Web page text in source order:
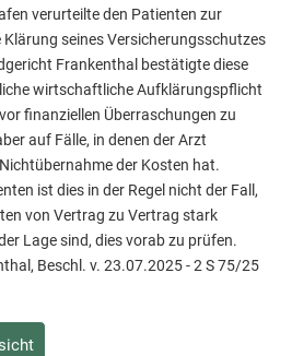
verurteilte den Patienten zur
seines Versicherungsschutzes
Frankenthal bestätigte diese
wirtschaftliche Aufklärungspflicht
finanziellen Überraschungen zu
auf Fälle, in denen der Arzt
der Kosten hat.
ist dies in der Regel nicht der Fall,
von Vertrag zu Vertrag stark
Lage sind, dies vorab zu prüfen.
Beschl. v. 23.07.2025 - 2 S 75/25